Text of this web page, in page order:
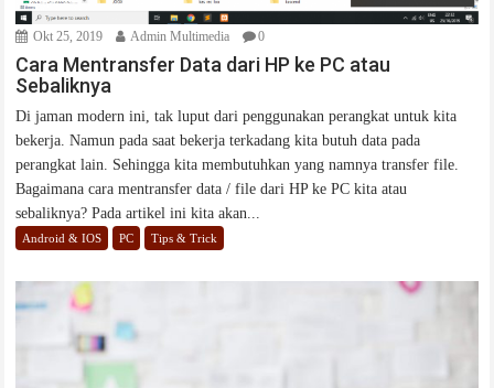
Okt 25, 2019 Admin Multimedia 0
Cara Mentransfer Data dari HP ke PC atau
Sebaliknya
Di jaman modern ini, tak luput dari penggunakan perangkat untuk kita
bekerja. Namun pada saat bekerja terkadang kita butuh data pada
perangkat lain. Sehingga kita membutuhkan yang namnya transfer file.
Bagaimana cara mentransfer data / file dari HP ke PC kita atau
sebaliknya? Pada artikel ini kita akan...
Android & IOS PC Tips & Trick